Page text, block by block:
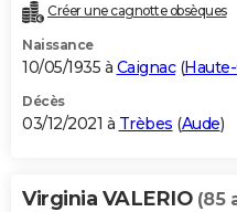
Créer une cagnotte obsèques
Naissance
10/05/1935 à Caignac(
Décès
03/12/2021 à Trèbes (Aude)
Virginia VALERIO (85